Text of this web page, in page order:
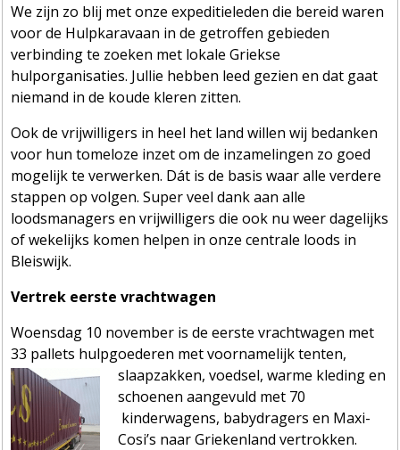
We zijn zo blij met onze expeditieleden die bereid waren
voor de Hulpkaravaan in de getroffen gebieden
verbinding te zoeken met lokale Griekse
hulporganisaties. Jullie hebben leed gezien en dat gaat
niemand in de koude kleren zitten.
Ook de vrijwilligers in heel het land willen wij bedanken
voor hun tomeloze inzet om de inzamelingen zo goed
mogelijk te verwerken. Dát is de basis waar alle verdere
stappen op volgen. Super veel dank aan alle
loodsmanagers en vrijwilligers die ook nu weer dagelijks
of wekelijks komen helpen in onze centrale loods in
Bleiswijk.
Vertrek eerste vrachtwagen
Woensdag 10 november is de eerste vrachtwagen met
33 pallets hulpgoederen met voornamelijk tenten,
slaapzakken, voedsel, warme kleding en
schoenen aangevuld met 70
kinderwagens, babydragers en Maxi-
Cosi’s naar Griekenland vertrokken.